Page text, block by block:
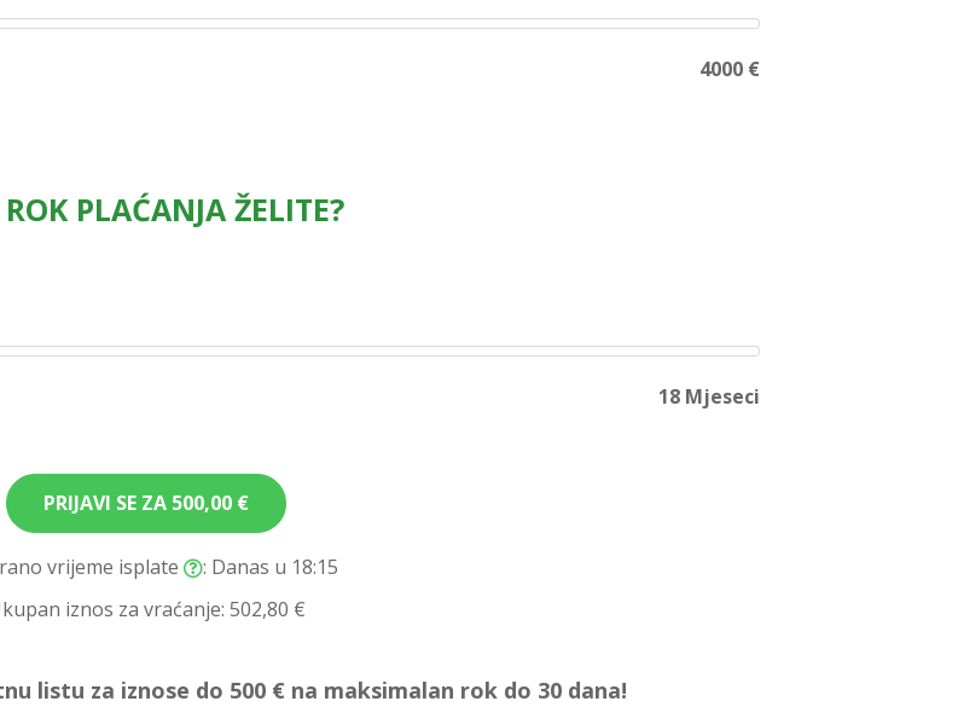
4000 €
ROK PLAĆANJA ŽELITE?
18 Mjeseci
PRIJAVI SE ZA 500,00 €
vrijeme isplate
: Danas u 18:15
iznos za vraćanje: 502,80 €
listu za iznose do 500 € na maksimalan rok do 30 dana!